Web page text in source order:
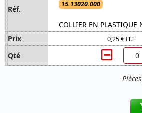
15.13020.000
COLLIER EN PLASTIQUE
0,25 € H.T